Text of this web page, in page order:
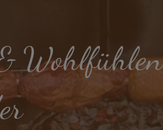
Wohlfühlen